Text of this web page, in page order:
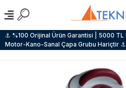
⚓ %100 Orijinal Ürün Garantisi | 5000
Motor-Kano-Sanal Çapa Grubu Hariçtir ⚓